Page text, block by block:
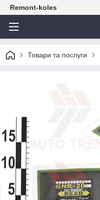
Remont-koles
Товари та послуги